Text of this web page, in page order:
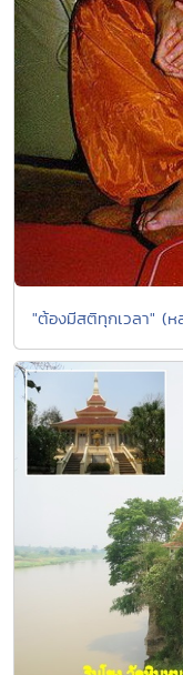
"ต้องมีสติทุกเวลา" (